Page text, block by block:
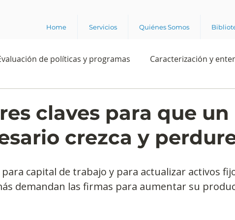
Home Servicios Quiénes Somos
de políticas y programas Caracterización y
Rating Política Intención de voto
ambiente laboral Experiencia del cliente
claves para que un
crezca y
para capital de trabajo y para actualizar activos
demandan las firmas para aumentar su